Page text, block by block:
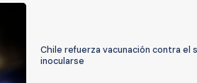
Chile refuerza vacunación contra el
inocularse